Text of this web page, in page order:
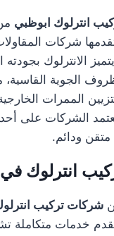
انترلوك ابوظبي
تقدمها شركات
الانترلوك بجودته
الجوية القاسية،
لتزيين الممرات
الشركات على
ودائم.
انترلوك
شركات تركيب
تقدم خدمات متكاملة